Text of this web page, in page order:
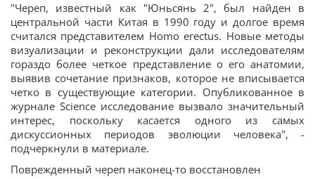
"Череп, известный как "Юньсянь 2", был найден в
центральной части Китая в 1990 году и долгое время
считался представителем Homo erectus. Новые методы
визуализации и реконструкции дали исследователям
гораздо более четкое представление о его анатомии,
выявив сочетание признаков, которое не вписывается
четко в существующие категории. Опубликованное в
журнале Science исследование вызвало значительный
интерес, поскольку касается одного из самых
дискуссионных периодов эволюции человека", -
подчеркнули в материале.
Поврежденный череп наконец-то восстановлен